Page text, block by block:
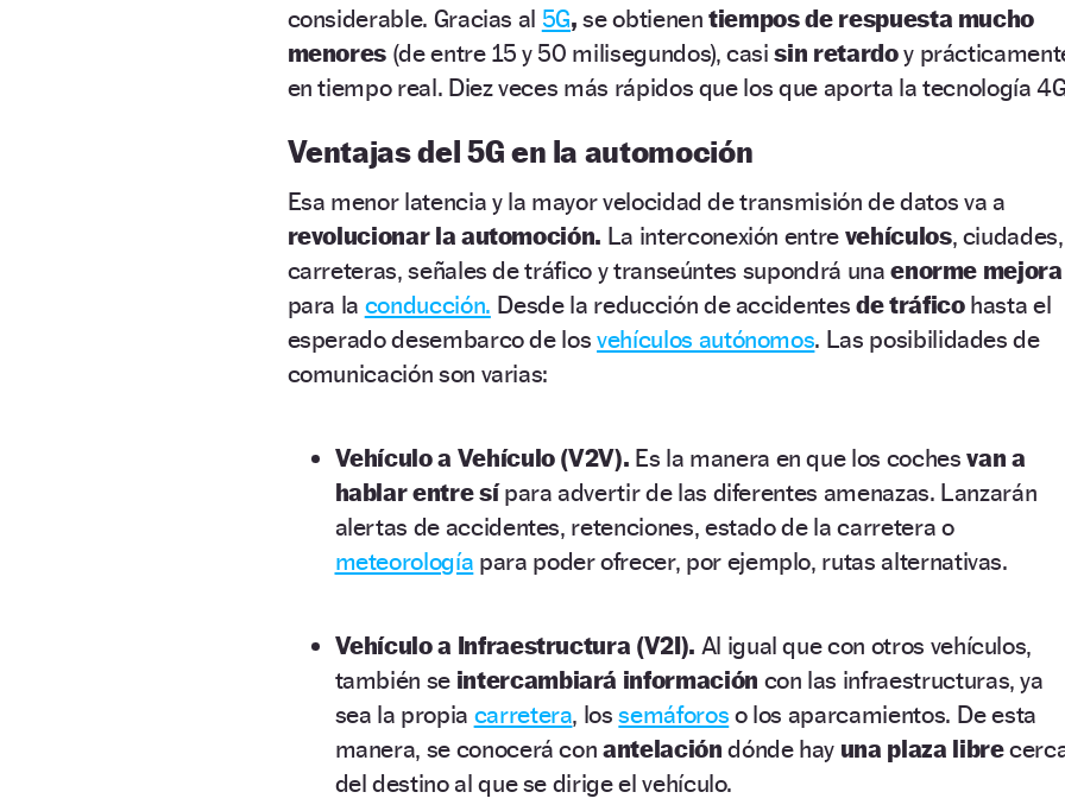
considerable. Gracias al 5G, se obtienentiempos de respuesta mucho
menores (de entre 15 y 50 milisegundos), casisin retardoy
en tiempo real. Diez veces más rápidos que los que aporta la tecnología
Ventajas del 5G en la automoción
Esa menor latencia y la mayor velocidad de transmisión de datos va a
revolucionar la automoción. La interconexión entre vehículos, ciudades,
carreteras, señales de tráfico y transeúntes supondrá unaenorme mejora
para la conducción. Desde la reducción de accidentes de tráficohasta el
esperado desembarco de losvehículos autónomos. Las posibilidades de
comunicación son varias:
Vehículo a Vehículo (V2V). Es la manera en que los cochesvan a
hablar entre sípara advertir de las diferentes amenazas. Lanzarán
alertas de accidentes, retenciones, estado de la carretera o
meteorología para poder ofrecer, por ejemplo, rutas alternativas.
Vehículo a Infraestructura (V2I). Al igual que con otros vehículos,
también se intercambiará información con las infraestructuras, ya
sea la propia carretera, lossemáforos o los aparcamientos. De esta
manera, se conocerá conantelación dónde hay una plaza libre
del destino al que se dirige el vehículo.